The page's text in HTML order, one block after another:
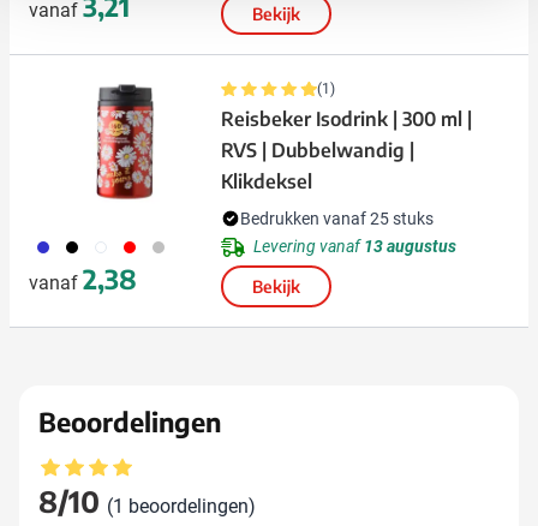
vanaf Bekijk
023 001 002 008 032
vanaf 2,38
(1)
Reisbeker Isodrink | 300 ml |
RVS | Dubbelwandig |
Klikdeksel
Bedrukken vanaf 25 stuks
Levering vanaf13 augustus
Bekijk
Beoordelingen
Gemiddelde beoordeling: 8 van 10
8/10 (1 beoordelingen)